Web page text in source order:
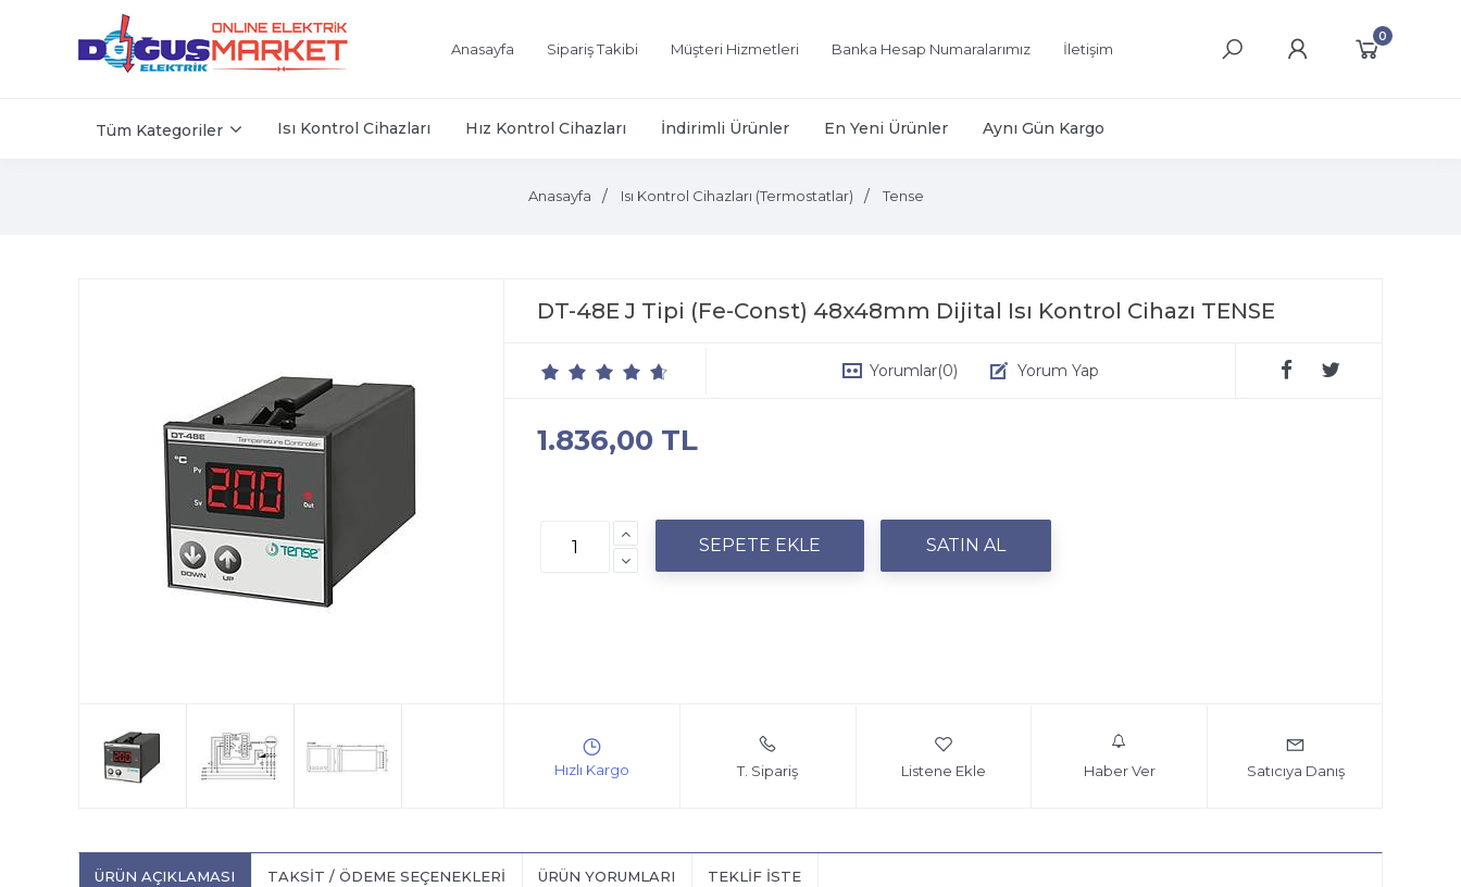
Anasayfa Sipariş Takibi Müşteri Hizmetleri Banka Hesap Numaralarımız İletişim
0
Tüm Kategoriler Isı Kontrol Cihazları Hız Kontrol Cihazları İndirimli Ürünler En Yeni Ürünler Aynı Gün Kargo
Anasayfa Isı Kontrol Cihazları (Termostatlar) Tense
DT-48E J Tipi (Fe-Const) 48x48mm Dijital Isı Kontrol Cihazı TENSE
Yorumlar(0) Yorum Yap
1.836,00 TL
T. Sipariş Listene Ekle Haber Ver Satıcıya Danış
ÜRÜN AÇIKLAMASI TAKSIT / ÖDEME SEÇENEKLERI ÜRÜN YORUMLARI TEKLIF İSTE